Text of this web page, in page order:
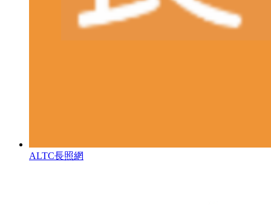
ALTC長照網